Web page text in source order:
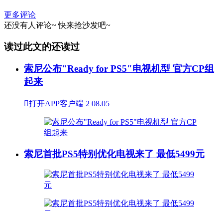
更多评论
还没有人评论~ 快来抢沙发吧~
读过此文的还读过
索尼公布"Ready for PS5"电视机型 官方CP组
起来
打开APP客户端 2 08.05
索尼首批PS5特别优化电视来了 最低5499元